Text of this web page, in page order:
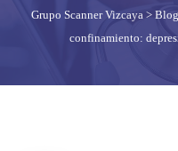
Grupo Scanner Vizcaya > Blog
confinamiento: